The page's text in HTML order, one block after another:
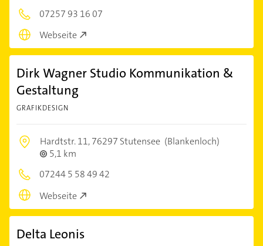
07257 93 16 07
Webseite
Dirk Wagner Studio Kommunikation &
Gestaltung
GRAFIKDESIGN
Hardtstr. 11,76297 Stutensee (Blankenloch)
5,1 km
07244 5 58 49 42
Webseite
Delta Leonis